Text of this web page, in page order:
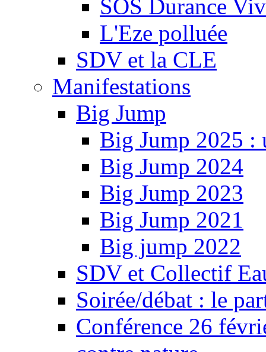
SOS Durance
L'Eze polluée
SDV et la CLE
Manifestations
Big Jump
Big Jump 2025 :
Big Jump 2024
Big Jump 2023
Big Jump 2021
Big jump 2022
SDV et Collectif
Soirée/débat : le
Conférence 26